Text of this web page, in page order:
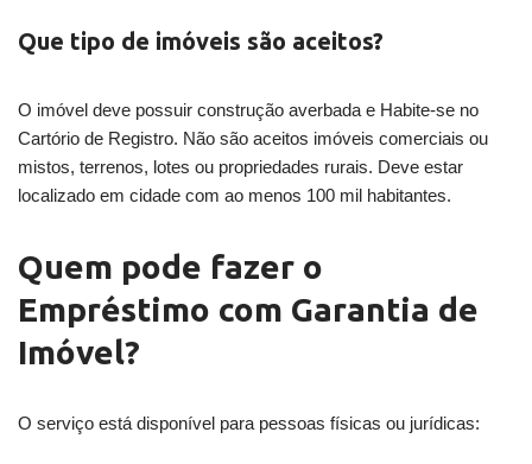
Que tipo de imóveis são aceitos?
O imóvel deve possuir construção averbada e Habite-se no
Cartório de Registro. Não são aceitos imóveis comerciais ou
mistos, terrenos, lotes ou propriedades rurais. Deve estar
localizado em cidade com ao menos 100 mil habitantes.
Quem pode fazer o
Empréstimo com Garantia de
Imóvel?
O serviço está disponível para pessoas físicas ou jurídicas: